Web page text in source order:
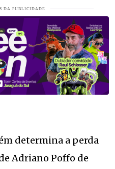
determina a perda
Adriano Poffo de